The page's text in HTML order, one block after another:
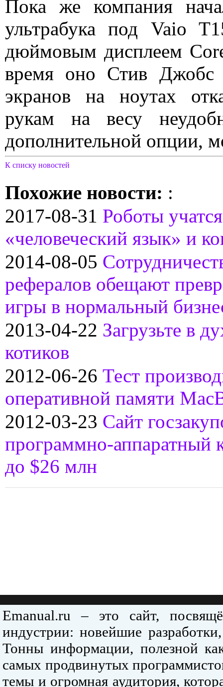
Пока же компания
ультрабука под Vaio
дюймовым дисплеем
время оно Стив Джобс
экранов на ноутах
рукам на весу
дополнительной опции,
К списку новостей
Похожие новости: :
2017-08-31 Роботы
«человеческий язык» и
2014-08-05
рефералов обещают
игры в нормальный
2013-04-22 Загрузьте в
котиков
2012-06-26 Тест
оперативной памяти
2012-03-23 Сайт
программно-аппаратный
до $26 млн
Emanual.ru – это сайт,
индустрии: новейшие
Тонны информации, полезной
самых продвинутых
темы и огромная аудитория,